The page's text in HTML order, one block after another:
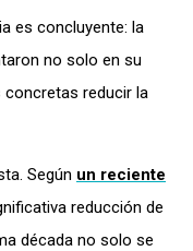
es concluyente: la
no solo en su
reducir la
Según un reciente
reducción de
década no solo se